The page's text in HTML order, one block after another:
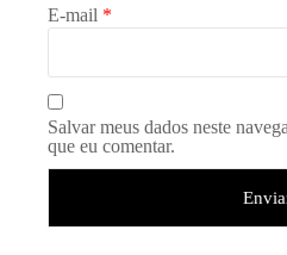
E-mail *
Salvar meus dados neste
que eu comentar.